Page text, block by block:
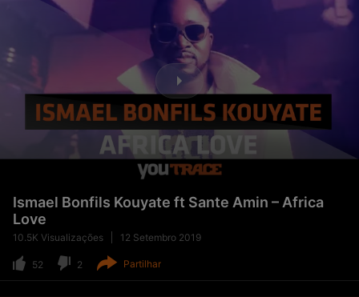
Ismael Bonfils Kouyate ft Sante Amin – Africa
Love
10.5K Visualizações 12 Setembro 2019
52 2 Partilhar